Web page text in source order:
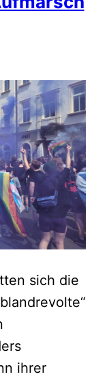
sich die
ihrer